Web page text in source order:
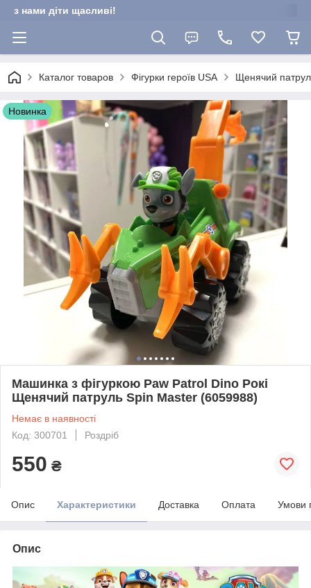
з нами діти щасливі!
Каталог товаров Фігурки героїв USA Щенячий
Новинка
Машинка з фігуркою Paw Patrol Dino Рокі
Щенячий патруль Spin Master (6059988)
Немає в наявності
Код: 300701
Роздріб
550 ₴
Опис Характеристики Доставка Оплата Умови
Опис